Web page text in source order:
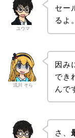
ユウマ
セー
るよ。
流川 そら
因み
でき
んで
さ、